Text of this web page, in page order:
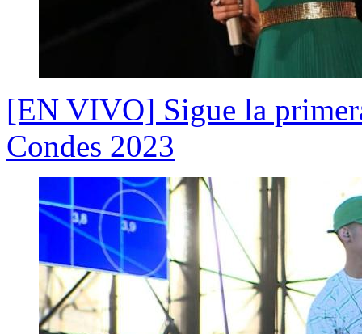
[EN VIVO] Sigue la
Condes 2023